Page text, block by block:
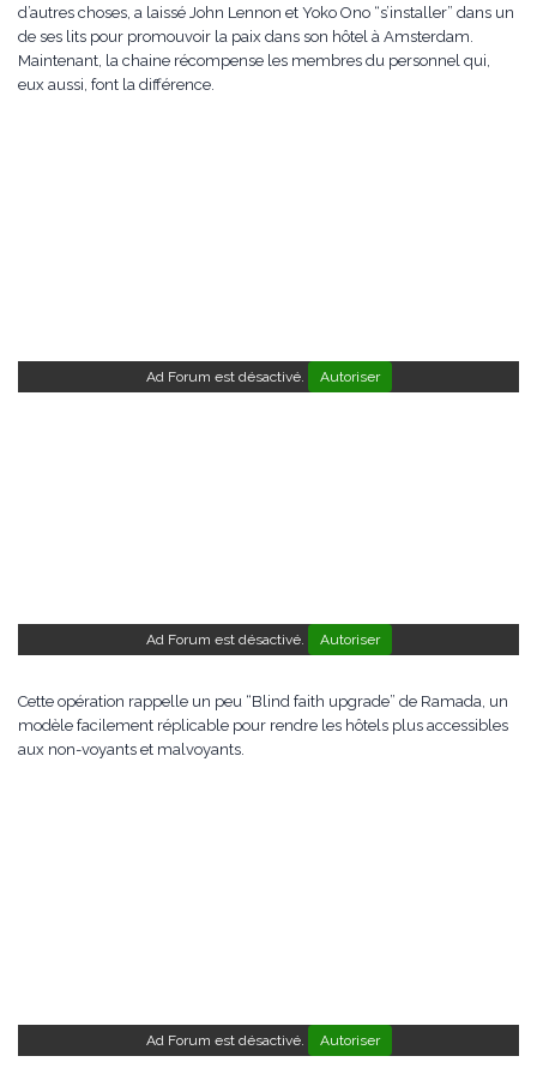
d’autres choses, a laissé John Lennon et Yoko Ono “s’installer” dans un
de ses lits pour promouvoir la paix dans son hôtel à Amsterdam.
Maintenant, la chaine récompense les membres du personnel qui,
eux aussi, font la différence.
Ad Forum est désactivé. Autoriser
Ad Forum est désactivé. Autoriser
Cette opération rappelle un peu “Blind faith upgrade” de Ramada, un
modèle facilement réplicable pour rendre les hôtels plus accessibles
aux non-voyants et malvoyants.
Ad Forum est désactivé. Autoriser